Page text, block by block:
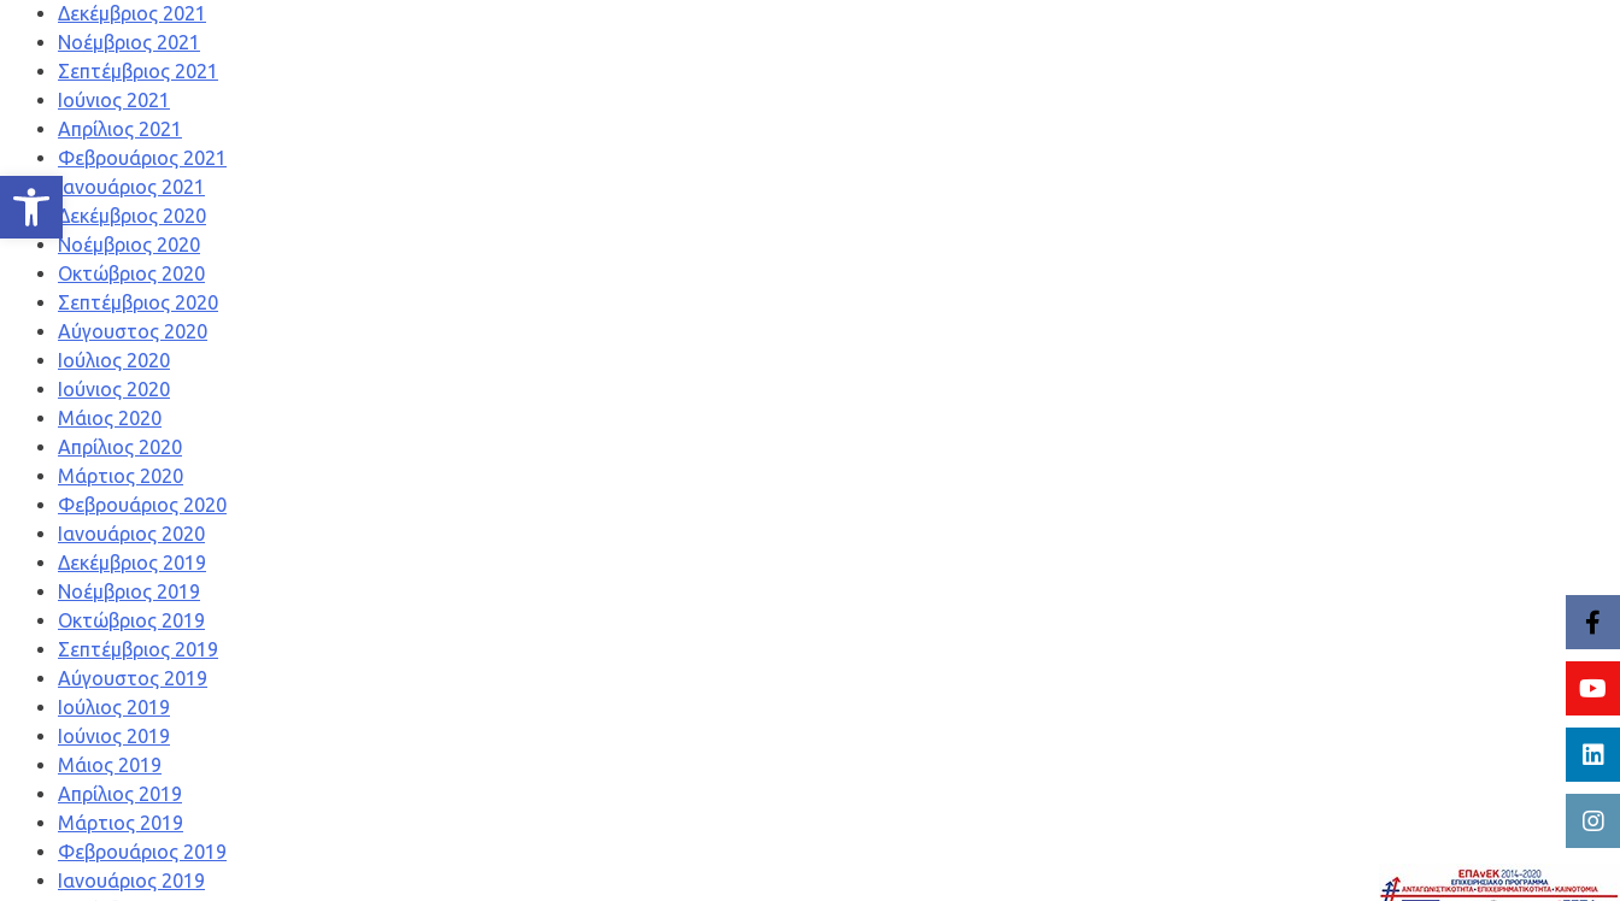
Ανοίξτε τη γραμμή εργαλείων
Δεκέμβριος 2021
Νοέμβριος 2021
Σεπτέμβριος 2021
Ιούνιος 2021
Απρίλιος 2021
Φεβρουάριος 2021
Ιανουάριος 2021
Δεκέμβριος 2020
Νοέμβριος 2020
Οκτώβριος 2020
Σεπτέμβριος 2020
Αύγουστος 2020
Ιούλιος 2020
Ιούνιος 2020
Μάιος 2020
Απρίλιος 2020
Μάρτιος 2020
Φεβρουάριος 2020
Ιανουάριος 2020
Δεκέμβριος 2019
Νοέμβριος 2019
Οκτώβριος 2019
Σεπτέμβριος 2019
Αύγουστος 2019
Ιούλιος 2019
Ιούνιος 2019
Μάιος 2019
Απρίλιος 2019
Μάρτιος 2019
Φεβρουάριος 2019
Ιανουάριος 2019